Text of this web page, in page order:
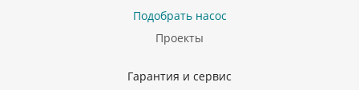
Подобрать насос
Проекты
Гарантия и сервис